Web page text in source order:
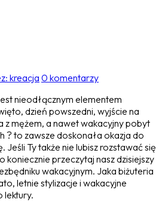
kreacja 0 komentarzy
nieodłącznym elementem
dzień powszedni, wyjście na
z mężem, a nawet wakacyjny pobyt
? to zawsze doskonała okazja do
Jeśli Ty także nie lubisz rozstawać się
koniecznie przeczytaj nasz dzisiejszy
wakacyjnym. Jaka biżuteria
letnie stylizacje i wakacyjne
lektury.